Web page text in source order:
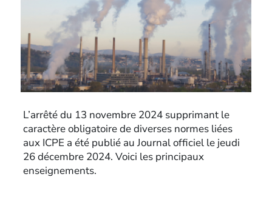
L’arrêté du 13 novembre 2024 supprimant le
caractère obligatoire de diverses normes liées
aux ICPE a été publié au Journal officiel le jeudi
26 décembre 2024. Voici les principaux
enseignements.